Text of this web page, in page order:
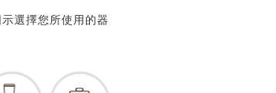
選擇您所使用的器